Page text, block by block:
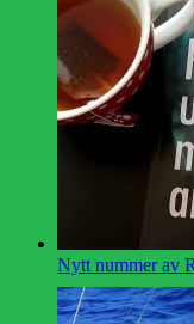
Nytt nummer av